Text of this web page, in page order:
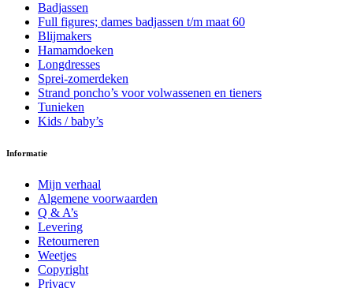
gekozen
Badjassen
Full figures; dames badjassen t/m maat 60
Blijmakers
Hamamdoeken
Longdresses
Sprei-zomerdeken
Strand poncho’s voor volwassenen en tieners
Tunieken
Kids / baby’s
Informatie
Mijn verhaal
Algemene voorwaarden
Q & A’s
Levering
Retourneren
Weetjes
Copyright
Privacy